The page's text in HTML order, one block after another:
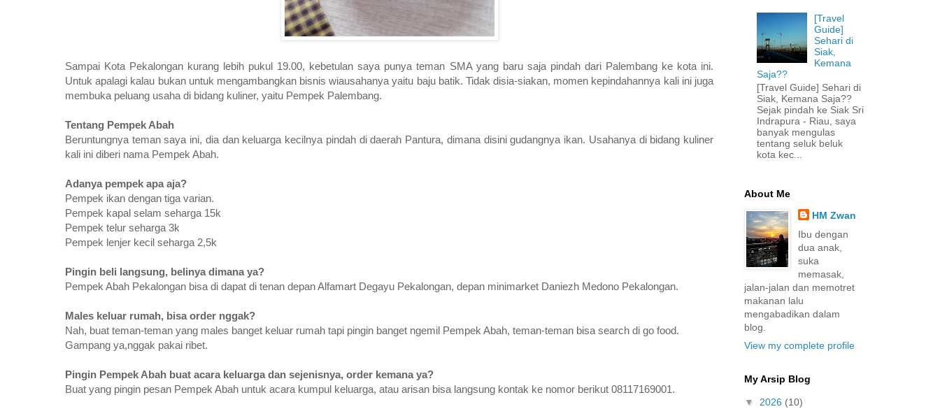
Sampai Kota Pekalongan kurang lebih pukul 19.00, kebetulan saya punya teman SMA yang baru saja pindah dari Palembang ke kota ini.
Untuk apalagi kalau bukan untuk mengambangkan bisnis wiausahanya yaitu baju batik. Tidak disia-siakan, momen kepindahannya kali ini juga
membuka peluang usaha di bidang kuliner, yaitu Pempek Palembang.
Tentang Pempek Abah
Beruntungnya teman saya ini, dia dan keluarga kecilnya pindah di daerah Pantura, dimana disini gudangnya ikan. Usahanya di bidang kuliner
kali ini diberi nama Pempek Abah.
Adanya pempek apa aja?
Pempek ikan dengan tiga varian.
Pempek kapal selam seharga 15k
Pempek telur seharga 3k
Pempek lenjer kecil seharga 2,5k
Pingin beli langsung, belinya dimana ya?
Pempek Abah Pekalongan bisa di dapat di tenan depan Alfamart Degayu Pekalongan, depan minimarket Daniezh Medono Pekalongan.
Males keluar rumah, bisa order nggak?
Nah, buat teman-teman yang males banget keluar rumah tapi pingin banget ngemil Pempek Abah, teman-teman bisa search di go food.
Gampang ya,nggak pakai ribet.
Pingin Pempek Abah buat acara keluarga dan sejenisnya, order kemana ya?
Buat yang pingin pesan Pempek Abah untuk acara kumpul keluarga, atau arisan bisa langsung kontak ke nomor berikut 08117169001.
[Travel
Guide]
Sehari di
Siak,
Kemana
Saja??
[Travel Guide] Sehari di
Siak, Kemana Saja??
Sejak pindah ke Siak Sri
Indrapura - Riau, saya
banyak mengulas
tentang seluk beluk
kota kec...
About Me
HM Zwan
Ibu dengan
dua anak,
suka
memasak,
jalan-jalan dan memotret
makanan lalu
mengabadikan dalam
blog.
View my complete profile
My Arsip Blog
▼ 2026 (10)